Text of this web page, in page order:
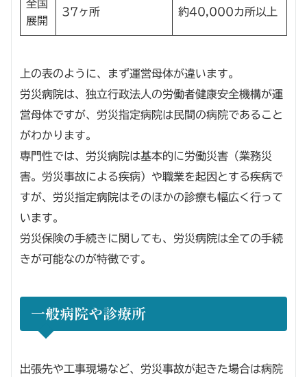
全国
展開
37ヶ所 約40,000カ所以上
上の表のように、まず運営母体が違います。
労災病院は、独立行政法人の労働者健康安全機構が運
営母体ですが、労災指定病院は民間の病院であること
がわかります。
専門性では、労災病院は基本的に労働災害（業務災
害。労災事故による疾病）や職業を起因とする疾病で
すが、労災指定病院はそのほかの診療も幅広く行って
います。
労災保険の手続きに関しても、労災病院は全ての手続
きが可能なのが特徴です。
一般病院や診療所
出張先や工事現場など、労災事故が起きた場合は病院